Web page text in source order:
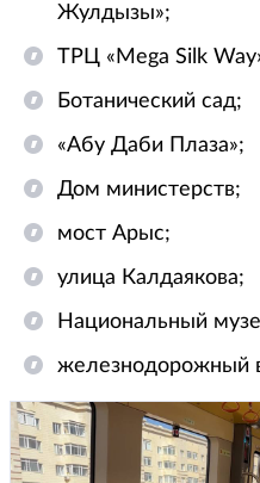
Жулдызы»;
ТРЦ «Mega Silk
Ботанический сад;
«Абу Даби Плаза»;
Дом министерств;
мост Арыс;
улица Калдаякова;
Национальный
железнодорожный